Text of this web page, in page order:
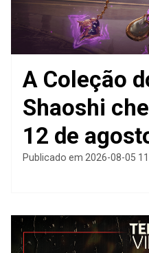
A Coleção
Shaoshi
12 de
Publicado em 2026-08-05